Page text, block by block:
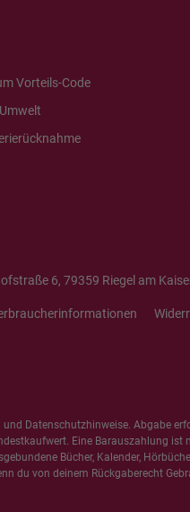
Vorteils-Code
6, 79359 Riegel am
und Datenschutzhinweise. Abgabe
Eine Barauszahlung
Bücher, Kalender,
du von deinem Rückgaberecht